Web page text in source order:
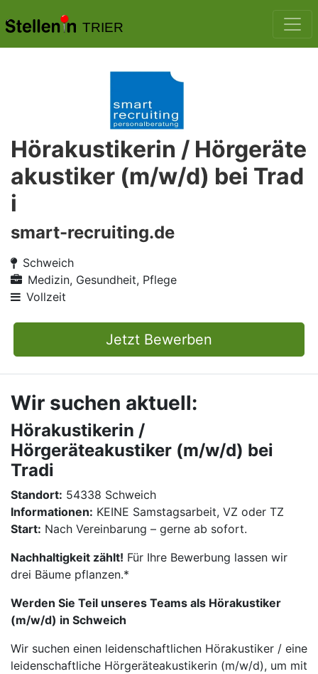
TRIER
Hörakustikerin / Hörgeräte
akustiker (m/w/d) bei Trad
i
smart-recruiting.de
Schweich
Medizin, Gesundheit, Pflege
Vollzeit
Jetzt Bewerben
Wir suchen aktuell:
Hörakustikerin /
Hörgeräteakustiker (m/w/d) bei
Tradi
Standort: 54338 Schweich
Informationen: KEINE Samstagsarbeit, VZ oder TZ
Start: Nach Vereinbarung – gerne ab sofort.
Nachhaltigkeit zählt! Für Ihre Bewerbung lassen wir
drei Bäume pflanzen.*
Werden Sie Teil unseres Teams als Hörakustiker
(m/w/d) in Schweich
Wir suchen einen leidenschaftlichen Hörakustiker / eine
leidenschaftliche Hörgeräteakustikerin (m/w/d), um mit